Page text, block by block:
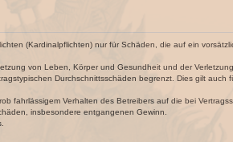
(Kardinalpflichten) nur für Schäden, die auf ein
von Leben, Körper und Gesundheit und der
Durchschnittsschäden begrenzt. Dies gilt auch
fahrlässigem Verhalten des Betreibers auf die bei
insbesondere entgangenen Gewinn.